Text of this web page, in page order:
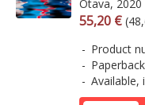
Otava, 2020
55,20 €
Product
Paperback
Available,